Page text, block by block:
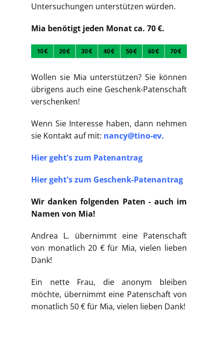
Untersuchungen unterstützen würden.
Mia benötigt jeden Monat ca. 70 €.
Wollen sie Mia unterstützen? Sie können
übrigens auch eine Geschenk-Patenschaft
verschenken!
Wenn Sie Interesse haben, dann nehmen
sie Kontakt auf mit: nancy@tino-ev.
Hier geht's zum Patenantrag
Hier geht's zum Geschenk-Patenantrag
Wir danken folgenden Paten - auch im
Namen von Mia!
Andrea L. übernimmt eine Patenschaft
von monatlich 20 € für Mia, vielen lieben
Dank!
Ein nette Frau, die anonym bleiben
möchte, übernimmt eine Patenschaft von
monatlich 50 € für Mia, vielen lieben Dank!